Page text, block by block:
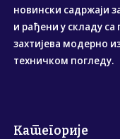
новински садржаји
и рађени у складу
захтијева модерно
техничком погледу.
Категорије